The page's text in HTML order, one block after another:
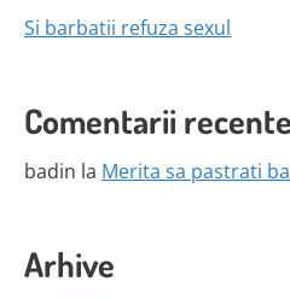
Si barbatii refuza sexul
Comentarii recente
badin la Merita sa pastrati
Arhive